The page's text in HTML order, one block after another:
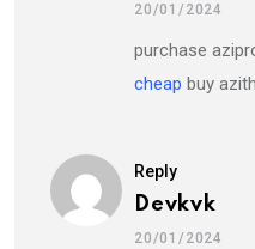
20/01/2024
purchase
cheap buy
Reply
Devkvk
20/01/2024